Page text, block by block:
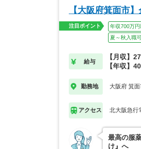
【大阪府箕面市
注目ポイント 年収700万
夏～秋入職
給与
【月収】
【年収】
勤務地 大阪府 箕
アクセス 北大阪急行
最高の服
け』へ